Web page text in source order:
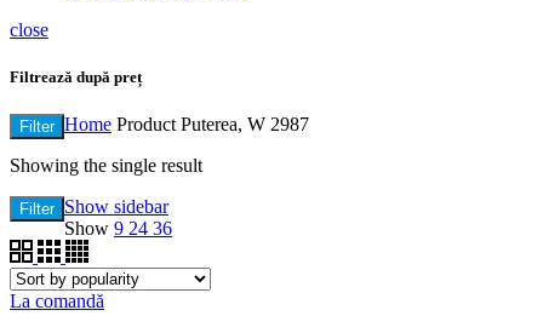
close
Filtrează după preț
Filter Home Product Puterea, W 2987
Showing the single result
Filter Show sidebar
Show 9 24 36
La comandă